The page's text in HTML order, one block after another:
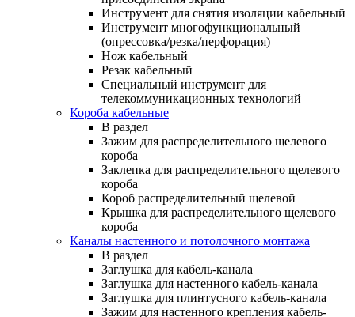
Инструмент для снятия изоляции кабельный
Инструмент многофункциональный
(опрессовка/резка/перфорация)
Нож кабельный
Резак кабельный
Специальный инструмент для
телекоммуникационных технологий
Короба кабельные
В раздел
Зажим для распределительного щелевого
короба
Заклепка для распределительного щелевого
короба
Короб распределительный щелевой
Крышка для распределительного щелевого
короба
Каналы настенного и потолочного монтажа
В раздел
Заглушка для кабель-канала
Заглушка для настенного кабель-канала
Заглушка для плинтусного кабель-канала
Зажим для настенного крепления кабель-